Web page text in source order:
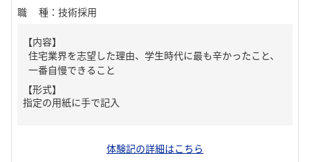
職種 ： 技術採用
【内容】
住宅業界を志望した理由、学生時代に最も辛かったこと、
一番自慢できること
【形式】
指定の用紙に手で記入
体験記の詳細はこちら